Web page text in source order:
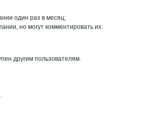
один раз в месяц;
но могут комментировать их.
другим пользователям.